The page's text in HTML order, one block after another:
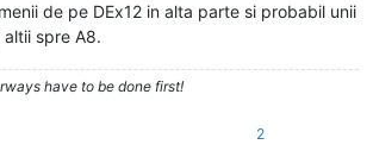
de pe DEx12 in alta parte si probabil unii
spre A8.
have to be done first!
2